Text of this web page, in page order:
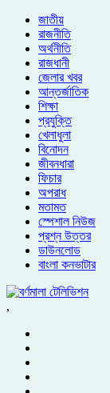
জাতীয়
রাজনীতি
অর্থনীতি
রাজধানী
জেলার খবর
আন্তর্জাতিক
শিক্ষা
প্রযুক্তি
খেলাধুলা
বিনোদন
জীবনধারা
ফিচার
অপরাধ
মতামত
স্পেশাল নিউজ
প্রশ্ন উত্তর
ডাউনলোড
বাংলা কনভাটার
,